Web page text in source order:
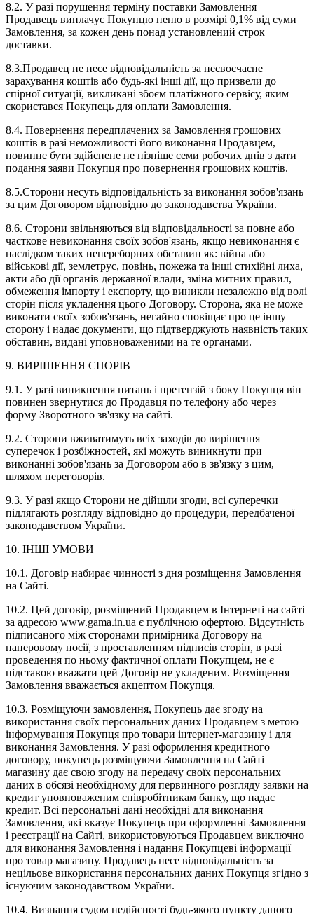
8.2. У разі порушення терміну поставки Замовлення
Продавець виплачує Покупцю пеню в розмірі 0,1% від суми
Замовлення, за кожен день понад установлений строк
доставки.
8.3.Продавец не несе відповідальність за несвоєчасне
зарахування коштів або будь-які інші дії, що призвели до
спірної ситуації, викликані збоєм платіжного сервісу, яким
скористався Покупець для оплати Замовлення.
8.4. Повернення передплачених за Замовлення грошових
коштів в разі неможливості його виконання Продавцем,
повинне бути здійснене не пізніше семи робочих днів з дати
подання заяви Покупця про повернення грошових коштів.
8.5.Сторони несуть відповідальність за виконання зобов'язань
за цим Договором відповідно до законодавства України.
8.6. Сторони звільняються від відповідальності за повне або
часткове невиконання своїх зобов'язань, якщо невиконання є
наслідком таких непереборних обставин як: війна або
військові дії, землетрус, повінь, пожежа та інші стихійні лиха,
акти або дії органів державної влади, зміна митних правил,
обмеження імпорту і експорту, що виникли незалежно від волі
сторін після укладення цього Договору. Сторона, яка не може
виконати своїх зобов'язань, негайно сповіщає про це іншу
сторону і надає документи, що підтверджують наявність таких
обставин, видані уповноваженими на те органами.
9. ВИРІШЕННЯ СПОРІВ
9.1. У разі виникнення питань і претензій з боку Покупця він
повинен звернутися до Продавця по телефону або через
форму Зворотного зв'язку на сайті.
9.2. Сторони вживатимуть всіх заходів до вирішення
суперечок і розбіжностей, які можуть виникнути при
виконанні зобов'язань за Договором або в зв'язку з цим,
шляхом переговорів.
9.3. У разі якщо Сторони не дійшли згоди, всі суперечки
підлягають розгляду відповідно до процедури, передбаченої
законодавством України.
10. ІНШІ УМОВИ
10.1. Договір набирає чинності з дня розміщення Замовлення
на Сайті.
10.2. Цей договір, розміщений Продавцем в Інтернеті на сайті
за адресою www.gama.in.ua є публічною офертою. Відсутність
підписаного між сторонами примірника Договору на
паперовому носії, з проставленням підписів сторін, в разі
проведення по ньому фактичної оплати Покупцем, не є
підставою вважати цей Договір не укладеним. Розміщення
Замовлення вважається акцептом Покупця.
10.3. Розміщуючи замовлення, Покупець дає згоду на
використання своїх персональних даних Продавцем з метою
інформування Покупця про товари інтернет-магазину і для
виконання Замовлення. У разі оформлення кредитного
договору, покупець розміщуючи Замовлення на Сайті
магазину дає свою згоду на передачу своїх персональних
даних в обсязі необхідному для первинного розгляду заявки на
кредит уповноваженим співробітникам банку, що надає
кредит. Всі персональні дані необхідні для виконання
Замовлення, які вказує Покупець при оформленні Замовлення
і реєстрації на Сайті, використовуються Продавцем виключно
для виконання Замовлення і надання Покупцеві інформації
про товар магазину. Продавець несе відповідальність за
нецільове використання персональних даних Покупця згідно з
існуючим законодавством України.
10.4. Визнання судом недійсності будь-якого пункту даного